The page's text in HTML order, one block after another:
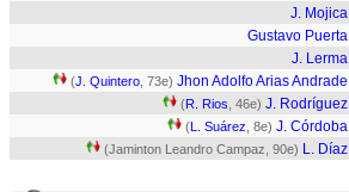
J. Mojica
Gustavo Puerta
J. Lerma
(J. Quintero , 73e) Jhon Adolfo Arias Andrade
(R. Rios , 46e) J. Rodríguez
(L. Suárez , 8e) J. Córdoba
(Jaminton Leandro Campaz, 90e) L. Díaz